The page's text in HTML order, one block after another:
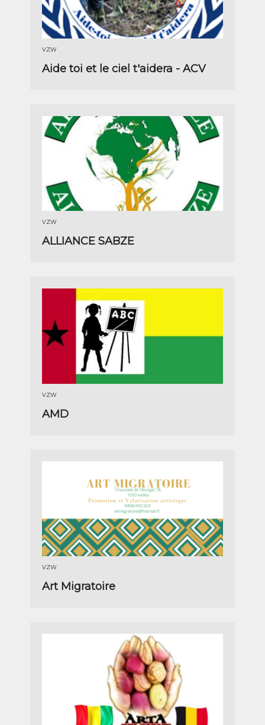
VZW
Aide toi et le ciel t'aidera - ACV
VZW
ALLIANCE SABZE
VZW
AMD
VZW
Art Migratoire